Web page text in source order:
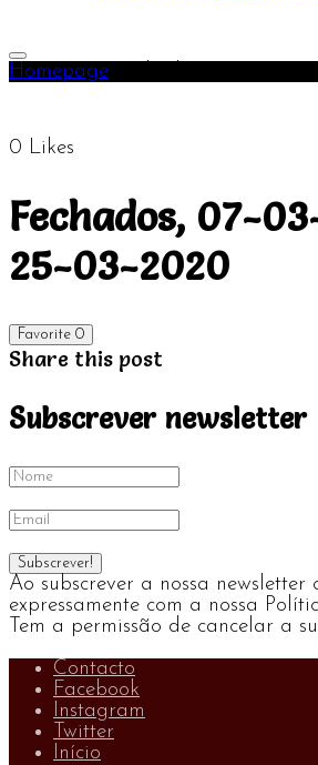
do
Pinhal
Toggle
Primary
Homepage
0 Likes
Fechados, 07-
25-03-2020
Favorite 0
Share this post
Subscrever newsletter
Ao subscrever a nossa newsletter
expressamente com a nossa
Tem a permissão de cancelar a
Contacto
Facebook
Instagram
Twitter
Início